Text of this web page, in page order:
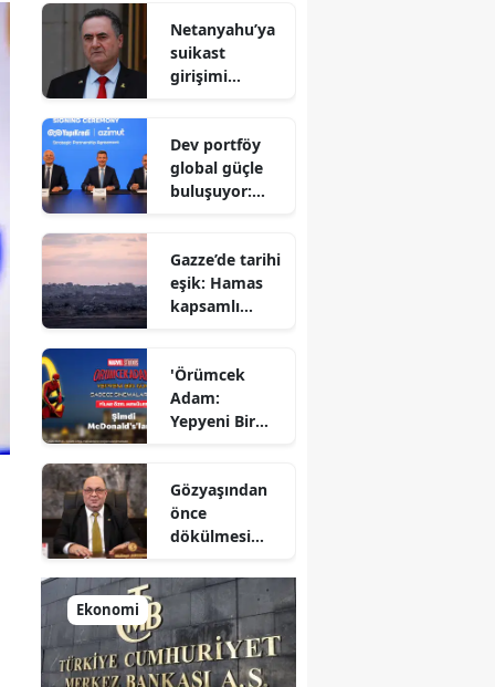
Netanyahu’ya
suikast
girişimi
Bakanı
gizlenen
detayları
Dev portföy
global güçle
buluşuyor:
sıkıştı
Gazze’de tarihi
eşik: Hamas
kapsamlı
onayladı
'Örümcek
Adam:
Yepyeni Bir
şimdi
McDonald’s
Türkiye’de
Gözyaşından
önce
dökülmesi
Tarihin
milletlerin
önüne
koyduğu
ayna!
Ekonomi